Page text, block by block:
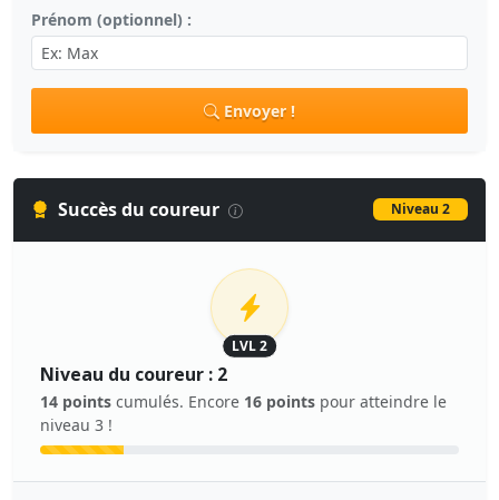
Prénom (optionnel) :
Envoyer !
Succès du coureur Niveau 2
LVL 2
Niveau du coureur : 2
14 points cumulés. Encore 16 points pour atteindre le
niveau 3 !